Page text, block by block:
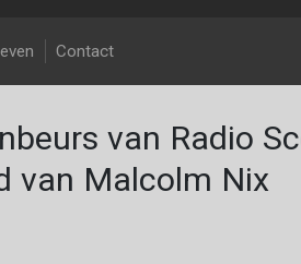
Contact
van Radio
van Malcolm Nix